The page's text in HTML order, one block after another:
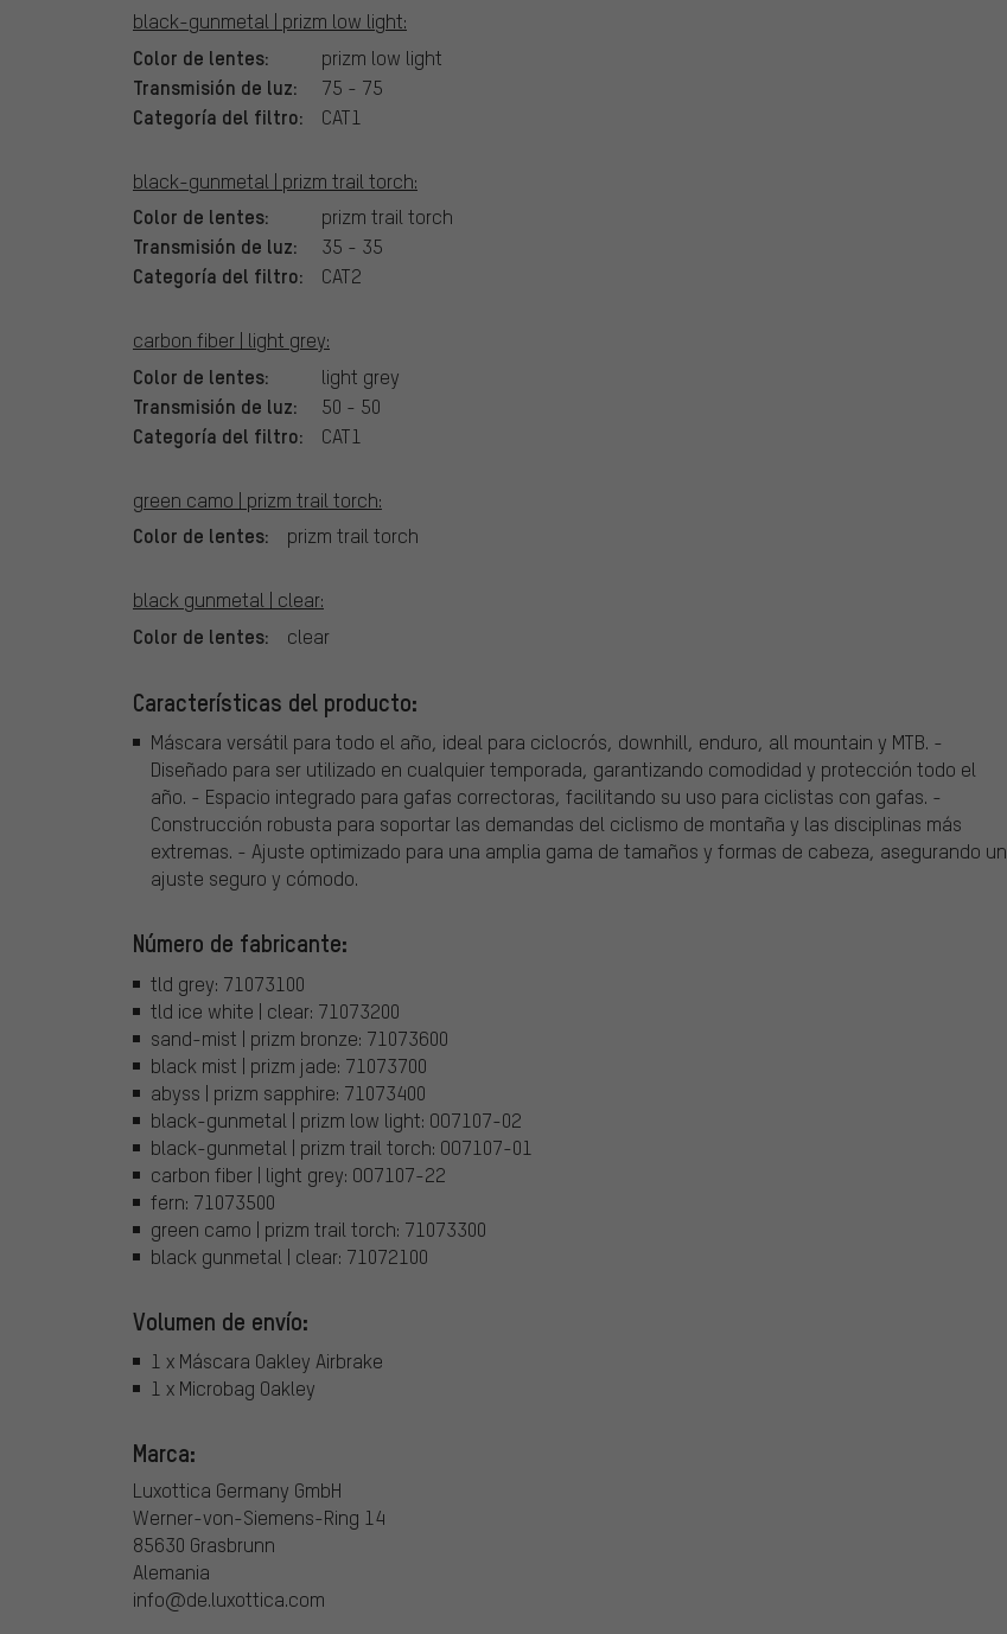
black-gunmetal | prizm low light:
Color de lentes: prizm low light
Transmisión de luz: 75 - 75
Categoría del filtro: CAT1
black-gunmetal | prizm trail torch:
Color de lentes: prizm trail torch
Transmisión de luz: 35 - 35
Categoría del filtro: CAT2
carbon fiber | light grey:
Color de lentes: light grey
Transmisión de luz: 50 - 50
Categoría del filtro: CAT1
green camo | prizm trail torch:
Color de lentes: prizm trail torch
black gunmetal | clear:
Color de lentes: clear
Características del producto:
Máscara versátil para todo el año, ideal para ciclocrós, downhill, enduro, all mountain y MTB. -
Diseñado para ser utilizado en cualquier temporada, garantizando comodidad y protección todo el
año. - Espacio integrado para gafas correctoras, facilitando su uso para ciclistas con gafas. -
Construcción robusta para soportar las demandas del ciclismo de montaña y las disciplinas más
extremas. - Ajuste optimizado para una amplia gama de tamaños y formas de cabeza, asegurando un
ajuste seguro y cómodo.
Número de fabricante:
tld grey: 71073100
tld ice white | clear: 71073200
sand-mist | prizm bronze: 71073600
black mist | prizm jade: 71073700
abyss | prizm sapphire: 71073400
black-gunmetal | prizm low light: OO7107-02
black-gunmetal | prizm trail torch: OO7107-01
carbon fiber | light grey: OO7107-22
fern: 71073500
green camo | prizm trail torch: 71073300
black gunmetal | clear: 71072100
Volumen de envío:
1 x Máscara Oakley Airbrake
1 x Microbag Oakley
Marca:
Luxottica Germany GmbH
Werner-von-Siemens-Ring 14
85630 Grasbrunn
Alemania
info@de.luxottica.com